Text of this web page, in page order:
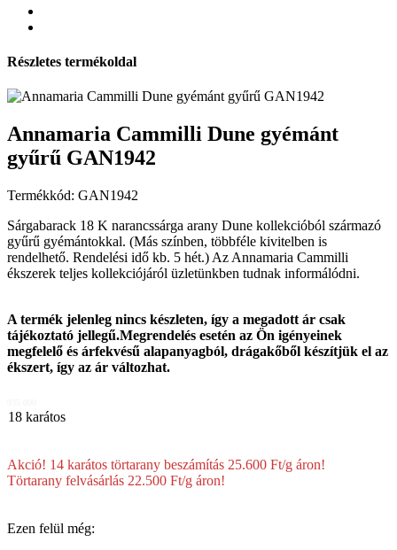
Részletes termékoldal
Annamaria Cammilli Dune gyémánt
gyűrű GAN1942
Termékkód: GAN1942
Sárgabarack 18 K narancssárga arany Dune kollekcióból származó
gyűrű gyémántokkal. (Más színben, többféle kivitelben is
rendelhető. Rendelési idő kb. 5 hét.) Az Annamaria Cammilli
ékszerek teljes kollekciójáról üzletünkben tudnak informálódni.
A termék jelenleg nincs készleten, így a megadott ár csak
tájékoztató jellegű.Megrendelés esetén az Ön igényeinek
megfelelő és árfekvésű alapanyagból, drágakőből készítjük el az
ékszert, így az ár változhat.
18 karátos
Akció! 14 karátos törtarany beszámítás 25.600 Ft/g áron!
Törtarany felvásárlás 22.500 Ft/g áron!
Ezen felül még: